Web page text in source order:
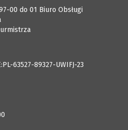
00 do 01 Biuro Obsługi
63527-89327-UWIFJ-23